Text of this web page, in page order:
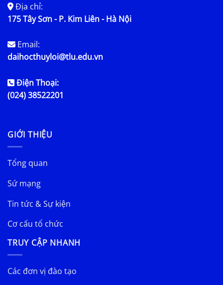
Địa chỉ:
175 Tây Sơn - P. Kim Liên - Hà Nội
Email:
daihocthuyloi@tlu.edu.vn
Điện Thoại:
(024) 38522201
GIỚI THIỆU
Tổng quan
Sứ mạng
Tin tức & Sự kiện
Cơ cấu tổ chức
TRUY CẬP NHANH
Các đơn vị đào tạo